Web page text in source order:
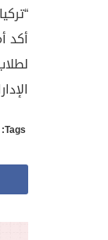
أكد
Tags: